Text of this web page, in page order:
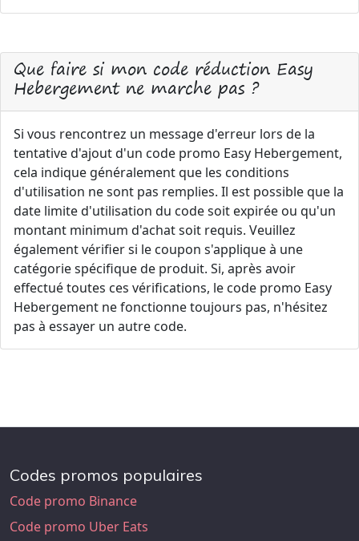
Que faire si mon code réduction Easy
Hebergement ne marche pas ?
Si vous rencontrez un message d'erreur lors de la
tentative d'ajout d'un code promo Easy Hebergement,
cela indique généralement que les conditions
d'utilisation ne sont pas remplies. Il est possible que la
date limite d'utilisation du code soit expirée ou qu'un
montant minimum d'achat soit requis. Veuillez
également vérifier si le coupon s'applique à une
catégorie spécifique de produit. Si, après avoir
effectué toutes ces vérifications, le code promo Easy
Hebergement ne fonctionne toujours pas, n'hésitez
pas à essayer un autre code.
Codes promos populaires
Code promo Binance
Code promo Uber Eats